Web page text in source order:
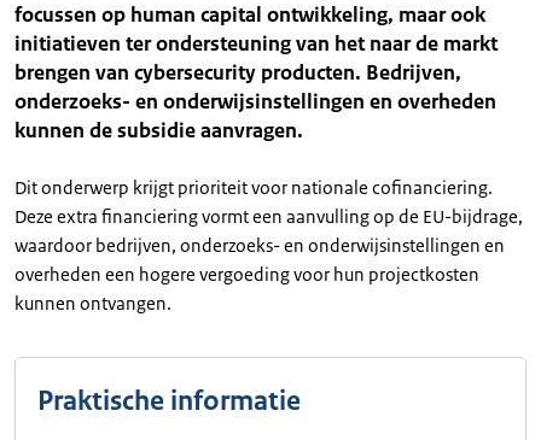
focussen op human capital ontwikkeling, maar ook
initiatieven ter ondersteuning van het naar de markt
brengen van cybersecurity producten. Bedrijven,
onderzoeks- en onderwijsinstellingen en overheden
kunnen de subsidie aanvragen.
Dit onderwerp krijgt prioriteit voor nationale cofinanciering.
Deze extra financiering vormt een aanvulling op de EU-bijdrage,
waardoor bedrijven, onderzoeks- en onderwijsinstellingen en
overheden een hogere vergoeding voor hun projectkosten
kunnen ontvangen.
Praktische informatie